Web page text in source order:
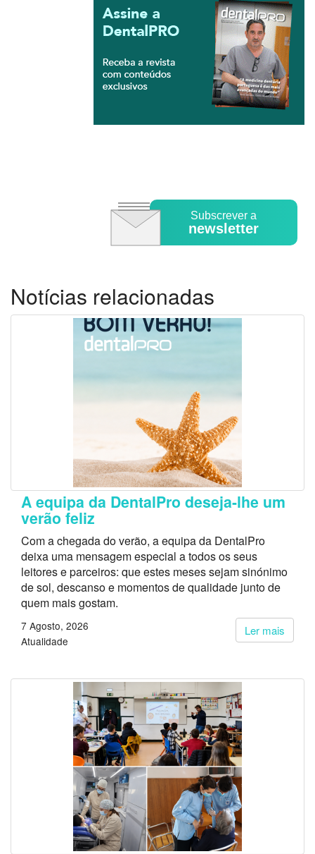
Subscrever a
newsletter
Notícias relacionadas
A equipa da DentalPro deseja-lhe um
verão feliz
Com a chegada do verão, a equipa da DentalPro
deixa uma mensagem especial a todos os seus
leitores e parceiros: que estes meses sejam sinónimo
de sol, descanso e momentos de qualidade junto de
quem mais gostam.
Ler mais
7 Agosto, 2026
Atualidade